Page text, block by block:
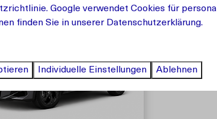
. Google verwendet Cookies für
finden Sie in unserer Datenschutzerklärung.
Individuelle Einstellungen Ablehnen